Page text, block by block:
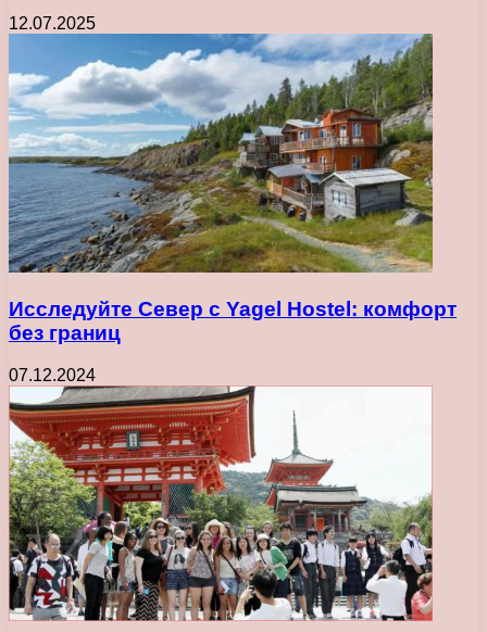
12.07.2025
Исследуйте Север с Yagel Hostel: комфорт
без границ
07.12.2024